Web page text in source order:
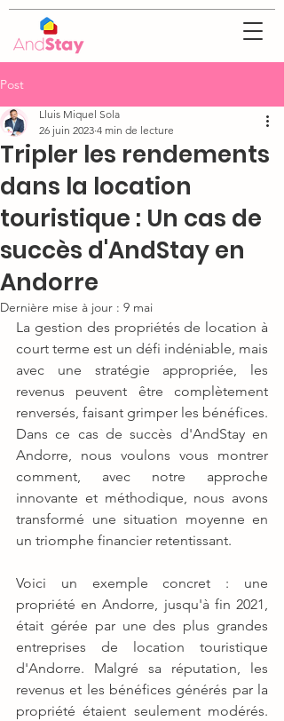
Post
Tripler les rendements
dans la location
touristique : Un cas de
succès d'AndStay en
Andorre
Lluis Miquel Sola
26 juin 2023 4 min de lecture
Dernière mise à jour : 9 mai
La gestion des propriétés de location à
court terme est un défi indéniable, mais
avec une stratégie appropriée, les
revenus peuvent être complètement
renversés, faisant grimper les bénéfices.
Dans ce cas de succès d'AndStay en
Andorre, nous voulons vous montrer
comment, avec notre approche
innovante et méthodique, nous avons
transformé une situation moyenne en
un triomphe financier retentissant.
Voici un exemple concret : une
propriété en Andorre, jusqu'à fin 2021,
était gérée par une des plus grandes
entreprises de location touristique
d'Andorre. Malgré sa réputation, les
revenus et les bénéfices générés par la
propriété étaient seulement modérés.